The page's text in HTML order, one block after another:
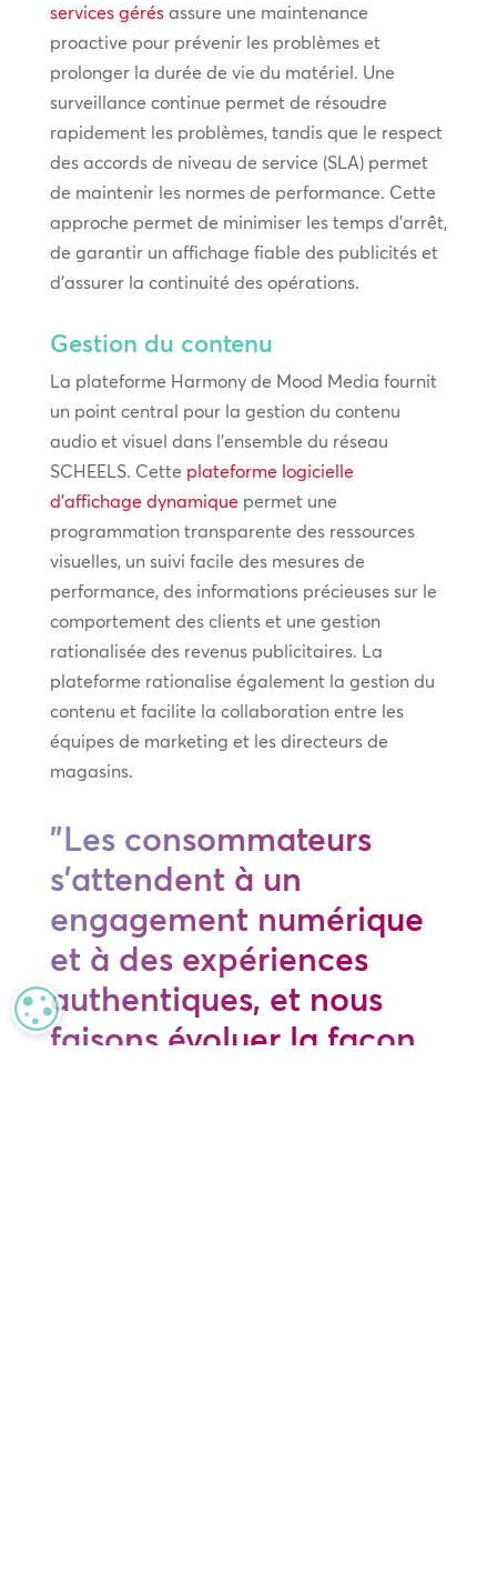
services gérésassure une maintenance
proactive pour prévenir les problèmes et
prolonger la durée de vie du matériel. Une
surveillance continue permet de résoudre
rapidement les problèmes, tandis que le respect
des accords de niveau de service (SLA) permet
de maintenir les normes de performance. Cette
approche permet de minimiser les temps d’arrêt,
de garantir un affichage fiable des publicités et
d’assurer la continuité des opérations.
Gestion du contenu
La plateforme Harmony de Mood Media fournit
un point central pour la gestion du contenu
audio et visuel dans l’ensemble du réseau
SCHEELS. Cette plateforme logicielle
d’affichage dynamique permet une
programmation transparente des ressources
visuelles, un suivi facile des mesures de
performance, des informations précieuses sur le
comportement des clients et une gestion
rationalisée des revenus publicitaires. La
plateforme rationalise également la gestion du
contenu et facilite la collaboration entre les
équipes de marketing et les directeurs de
magasins.
"Les consommateurs
s'attendent à un
engagement numérique
et à des expériences
authentiques, et nous
faisons évoluer la façon
MANAGE PRIVACY